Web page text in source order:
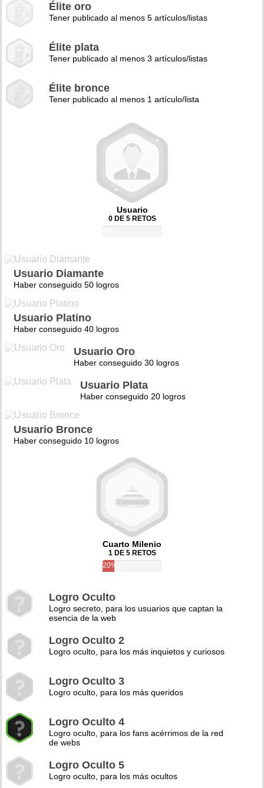
Élite oro
Tener publicado al menos 5 artículos/listas
Élite plata
Tener publicado al menos 3 artículos/listas
Élite bronce
Tener publicado al menos 1 artículo/lista
Usuario
0 DE 5 RETOS
Usuario Diamante
Haber conseguido 50 logros
Usuario Platino
Haber conseguido 40 logros
Usuario Oro
Haber conseguido 30 logros
Usuario Plata
Haber conseguido 20 logros
Usuario Bronce
Haber conseguido 10 logros
Cuarto Milenio
1 DE 5 RETOS
20%
Logro Oculto
Logro secreto, para los usuarios que captan la
esencia de la web
Logro Oculto 2
Logro oculto, para los más inquietos y curiosos
Logro Oculto 3
Logro oculto, para los más queridos
Logro Oculto 4
Logro oculto, para los fans acérrimos de la red
de webs
Logro Oculto 5
Logro oculto, para los más ocultos